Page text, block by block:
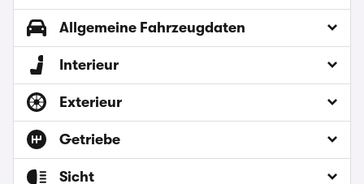
Allgemeine Fahrzeugdaten
Interieur
Exterieur
Getriebe
Sicht